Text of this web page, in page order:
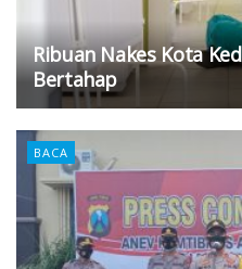
Ribuan Nakes Kota
Bertahap
BACA